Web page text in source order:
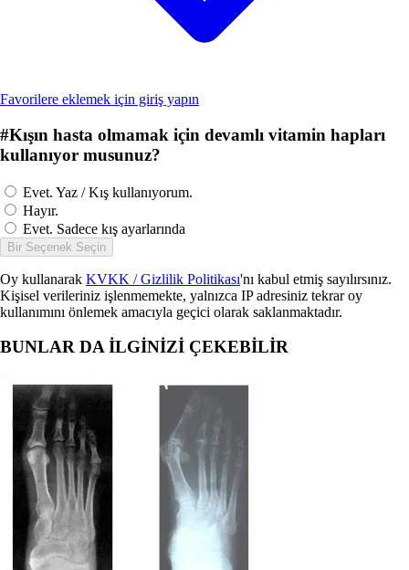
Favorilere eklemek için giriş yapın
#Kışın hasta olmamak için devamlı vitamin hapları
kullanıyor musunuz?
Evet. Yaz / Kış kullanıyorum.
Hayır.
Evet. Sadece kış ayarlarında
Bir Seçenek Seçin
Oy kullanarak KVKK / Gizlilik Politikası'nı kabul etmiş sayılırsınız.
Kişisel verileriniz işlenmemekte, yalnızca IP adresiniz tekrar oy
kullanımını önlemek amacıyla geçici olarak saklanmaktadır.
BUNLAR DA İLGİNİZİ ÇEKEBİLİR